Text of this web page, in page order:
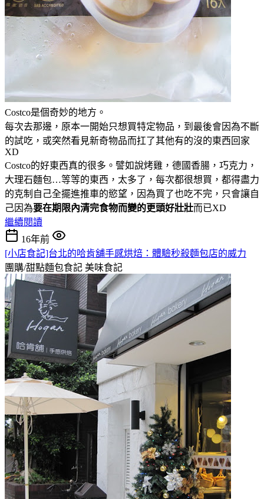
Costco是個奇妙的地方。
每次去那邊，原本一開始只想買特定物品，到最後會因為不斷
的試吃，或突然看見新奇物品而扛了其他有的沒的東西回家
XD
Costco的好東西真的很多。譬如說烤雞，德國香腸，巧克力，
大理石麵包…等等的東西，太多了，每次都很想買，都得盡力
的克制自己全擺進推車的慾望，因為買了也吃不完，只會讓自
己因為要在期限內清完食物而變的更頭好壯壯而已XD
繼續閱讀
16年前
[小店食記]台北的哈肯舖手感烘焙：體驗秒殺麵包店的威力
團購/甜點麵包食記 美味食記